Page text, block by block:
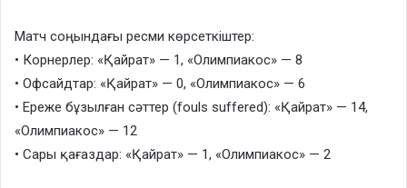
Матч соңындағы ресми көрсеткіштер:
• Корнерлер: «Қайрат» — 1, «Олимпиакос» — 8
• Офсайдтар: «Қайрат» — 0, «Олимпиакос» — 6
• Ереже бұзылған сәттер (fouls suffered): «Қайрат» — 14,
«Олимпиакос» — 12
• Сары қағаздар: «Қайрат» — 1, «Олимпиакос» — 2